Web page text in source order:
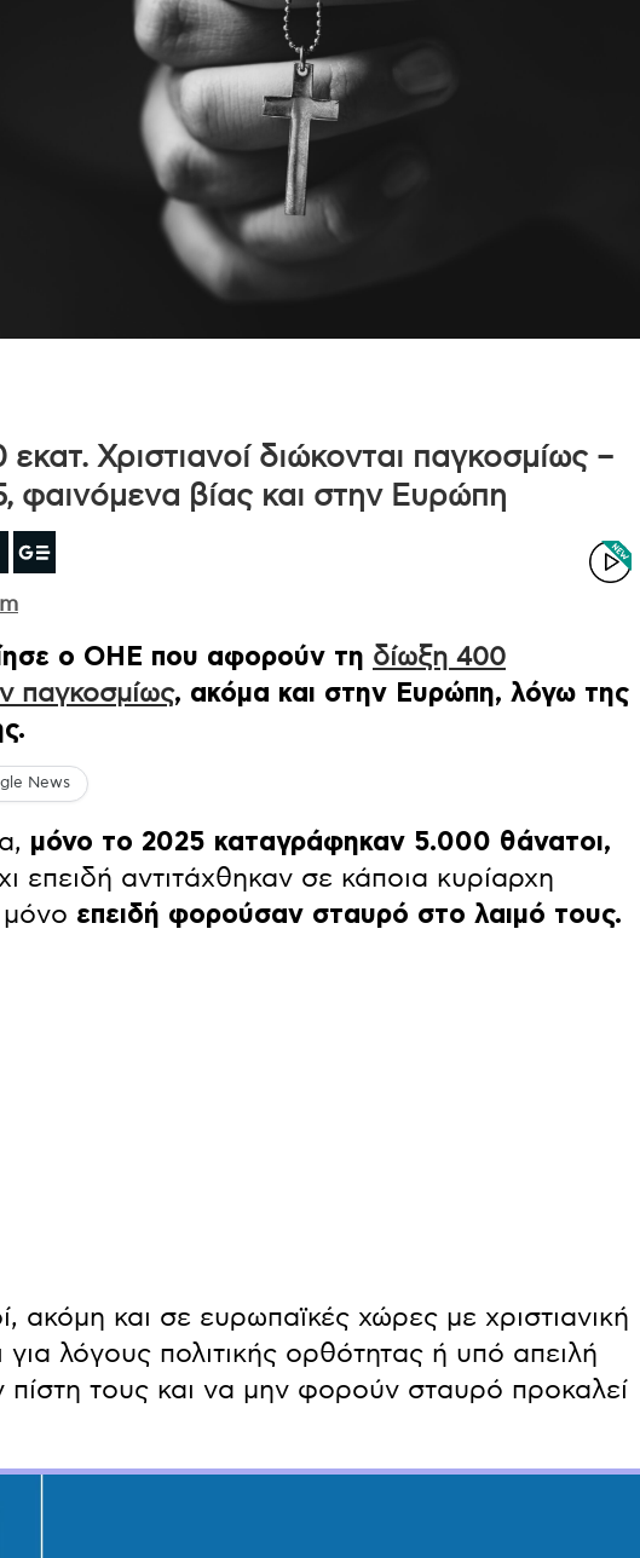
Χριστιανοί διώκονται παγκοσμίως –
φαινόμενα βίας και στην Ευρώπη
ο ΟΗΕ που αφορούν τη δίωξη 400
παγκοσμίως, ακόμα και στην Ευρώπη, λόγω της
News
μόνο το 2025 καταγράφηκαν 5.000 θάνατοι,
επειδή αντιτάχθηκαν σε κάποια κυρίαρχη
μόνο επειδή φορούσαν σταυρό στο λαιμό τους.
ακόμη και σε ευρωπαϊκές χώρες με χριστιανική
λόγους πολιτικής ορθότητας ή υπό απειλή
πίστη τους και να μην φορούν σταυρό προκαλεί